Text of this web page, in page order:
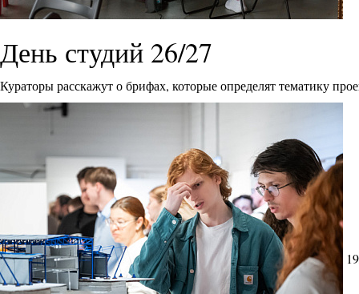
День студий 26/27
Кураторы расскажут о брифах, которые определят тематику